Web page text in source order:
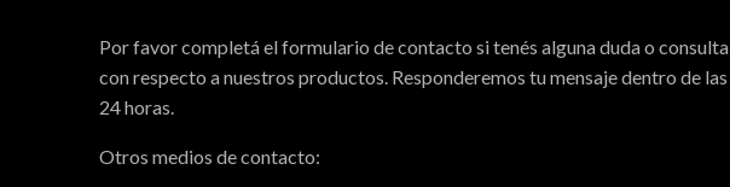
Por favor completá el formulario de contacto si tenés alguna duda o consulta
con respecto a nuestros productos. Responderemos tu mensaje dentro de las
24 horas.
Otros medios de contacto: